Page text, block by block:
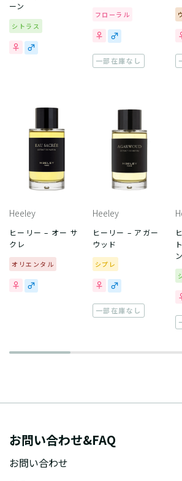
ーン
シトラス
フローラル
一部在庫なし
Heeley
ヒーリー – オー サ
クレ
オリエンタル
Heeley
ヒーリー – アガー
ウッド
シプレ
一部在庫なし
お問い合わせ&FAQ
お問い合わせ